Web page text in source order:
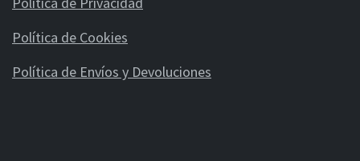
Política de Cookies
Política de Envíos y Devoluciones